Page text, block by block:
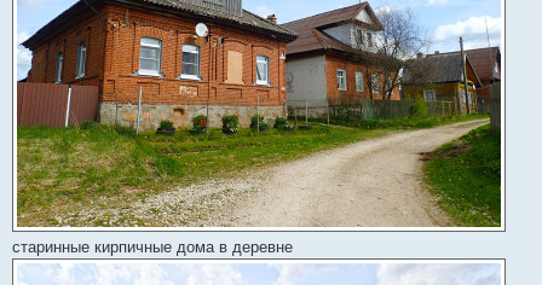
старинные кирпичные дома в деревне